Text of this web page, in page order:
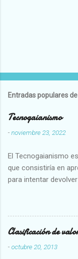
Entradas populares
Tecnogaianismo
-noviembre 23, 2022
El Tecnogaianismo
que consistiría en
para intentar
Clasificación de
-octubre 20, 2013